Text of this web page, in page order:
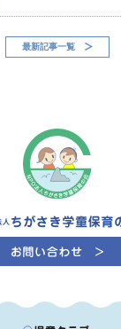
最新記事一覧